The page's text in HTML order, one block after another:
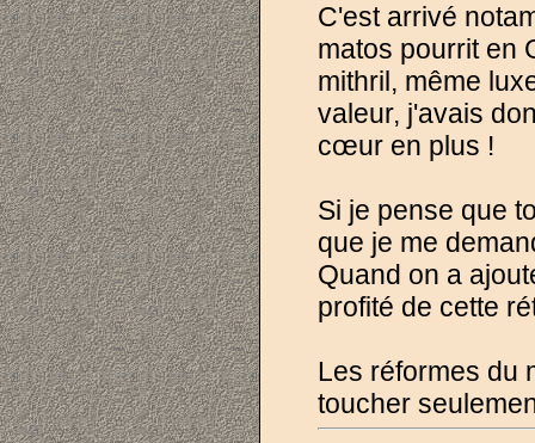
C'est arrivé
matos pourrit en
mithril, même
valeur, j'avais
cœur en plus !
Si je pense que
que je me
Quand on a
profité de cette
Les réformes du
toucher